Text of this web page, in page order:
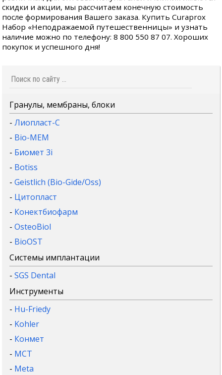
скидки и акции, мы рассчитаем конечную стоимость
после формирования Вашего заказа. Купить Curaprox
Набор «Неподражаемой путешественницы» и узнать
наличие можно по телефону: 8 800 550 87 07. Хороших
покупок и успешного дня!
Гранулы, мембраны, блоки
-Лиопласт-С
- Bio-MEM
- Биомет 3i
- Botiss
-Geistlich (Bio-Gide/Oss)
- Цитопласт
- Конектбиофарм
-OsteoBiol
- BioOST
Системы имплантации
-SGS Dental
Инструменты
- Hu-Friedy
- Kohler
- Конмет
- MCT
- Meta